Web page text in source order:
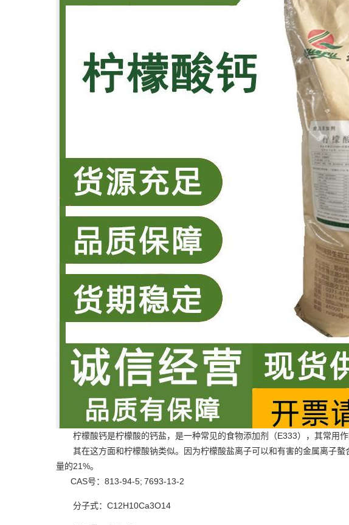
柠檬酸钙是柠檬酸的钙盐，是一种常见的食物添加剂（E333），其常用作
其在这方面和柠檬酸钠类似。因为柠檬酸盐离子可以和有害的金属离子
量的21%。
CAS号：813-94-5; 7693-13-2
分子式：C12H10Ca3O14